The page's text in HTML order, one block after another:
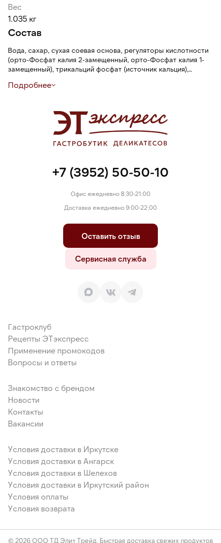
Вес
1.035 кг
Состав
Вода, сахар, сухая соевая основа, регуляторы кислотности
(орто-Фосфат калия 2-замещенный, орто-Фосфат калия 1-
замещенный), трикальций фосфат (источник кальция),
ароматизатор, соль.
Подробнее
+7 (3952) 50-50-10
Офис ежедневно 8:30-21:00
Доставка ежедневно 9:00-22:00
Оставить отзыв
Сервисная служба
Гастроклуб
Рецепты ЭТэкспресс
Применение промокодов
Вопросы и ответы
Знакомство с брендом
Новости
Контакты
Вакансии
Условия доставки в Иркутске
Условия доставки в Ангарск
Условия доставки в Шелехов
Условия доставки в Иркутский район
Условия оплаты
Условия возврата
© 2026 ООО ТД Элит Трейд. Быстрая доставка свежих продуктов